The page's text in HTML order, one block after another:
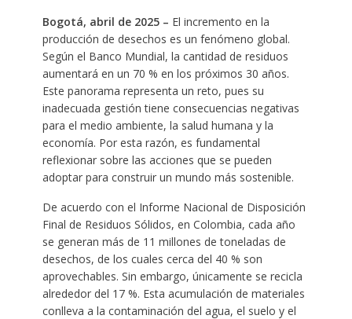
Bogotá, abril de 2025 – El incremento en la
producción de desechos es un fenómeno global.
Según el Banco Mundial, la cantidad de residuos
aumentará en un 70 % en los próximos 30 años.
Este panorama representa un reto, pues su
inadecuada gestión tiene consecuencias negativas
para el medio ambiente, la salud humana y la
economía. Por esta razón, es fundamental
reflexionar sobre las acciones que se pueden
adoptar para construir un mundo más sostenible.
De acuerdo con el Informe Nacional de Disposición
Final de Residuos Sólidos, en Colombia, cada año
se generan más de 11 millones de toneladas de
desechos, de los cuales cerca del 40 % son
aprovechables. Sin embargo, únicamente se recicla
alrededor del 17 %. Esta acumulación de materiales
conlleva a la contaminación del agua, el suelo y el